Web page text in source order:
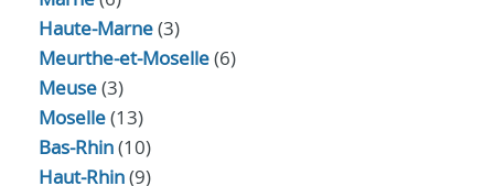
Haute-Marne(3)
Meurthe-et-Moselle(6)
Meuse(3)
Moselle(13)
Bas-Rhin(10)
Haut-Rhin(9)